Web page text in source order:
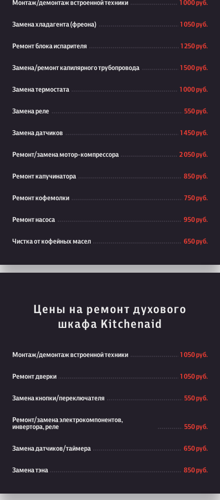
Монтаж/демонтаж встроенной техники 1 000 руб.
Замена хладагента (фреона) 1 050 руб.
Ремонт блока испарителя 1 250 руб.
Замена/ремонт капилярного трубопровода 1 500 руб.
Замена термостата 1 000 руб.
Замена реле 550 руб.
Замена датчиков 1 450 руб.
Ремонт/замена мотор-компрессора 2 050 руб.
Ремонт капучинатора 850 руб.
Ремонт кофемолки 750 руб.
Ремонт насоса 950 руб.
Чистка от кофейных масел 650 руб.
Цены на ремонт духового
шкафа Kitchenaid
Монтаж/демонтаж встроенной техники 1 050 руб.
Ремонт дверки 1 050 руб.
Замена кнопки/переключателя 550 руб.
Ремонт/замена электрокомпонентов,
инвертора, реле
550 руб.
Замена датчиков/таймера 650 руб.
Замена тэна 850 руб.